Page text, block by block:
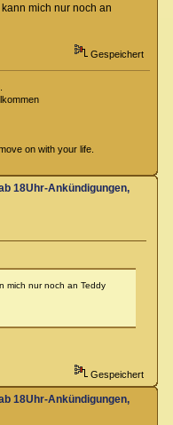
mich nur noch an
Gespeichert
on with your life.
18Uhr-Ankündigungen,
mich nur noch an Teddy
Gespeichert
18Uhr-Ankündigungen,